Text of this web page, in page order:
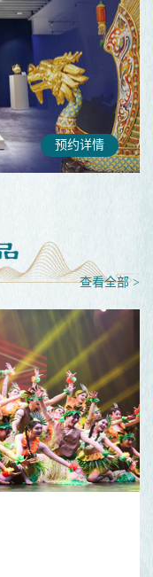
预约详情
查看全部 >